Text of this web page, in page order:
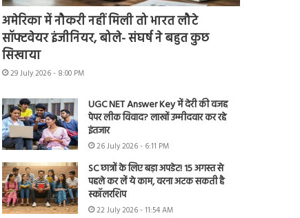
अमेरिका में नौकरी नहीं मिली तो भारत लौटे
सॉफ्टवेयर इंजीनियर, बोले- संघर्ष ने बहुत कुछ
सिखाया
29 July 2026 - 8:00 PM
UGC NET Answer Key में देरी की वजह
पेपर लीक विवाद? लाखों उम्मीदवार कर रहे
इंतजार
26 July 2026 - 6:11 PM
SC छात्रों के लिए बड़ा अपडेट! 15 अगस्त से
पहले कर लें ये काम, वरना अटक सकती है
स्कॉलरशिप
22 July 2026 - 11:54 AM